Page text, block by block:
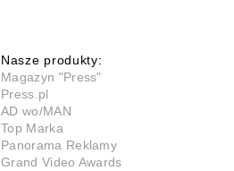
Nasze produkty:
Magazyn "Press"
Press.pl
AD wo/MAN
Top Marka
Panorama Reklamy
Grand Video Awards